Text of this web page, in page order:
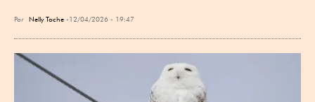
Por Nelly Toche 12/04/2026 - 19:47